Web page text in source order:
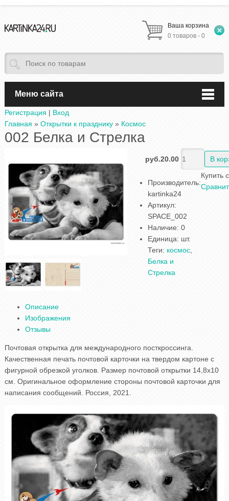
Ваша корзина
0 товаров - 0
Меню сайта
Регистрация | Вход
Главная » Открытки к празднику » Космос
002 Белка и Стрелка
руб.20.00
Производитель:
kartinka24
Артикул:
SPACE_002
Наличие: 0
Единица: шт.
Теги: космос,
Белка и
Стрелка
Купить
Описание
Изображения
Отзывы
Почтовая открытка для международного посткроссинга.
Качественная печать почтовой карточки на твердом картоне с
фигурной обрезкой уголков. Размер почтовой открытки 14,8x10
см. Оригинальное оформление стороны почтовой карточки для
написания сообщений. Россия, 2021.